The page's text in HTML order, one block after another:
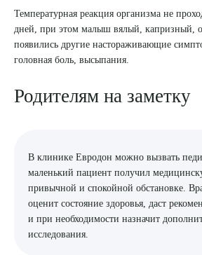
Температурная реакция организма не
дней, при этом малыш вялый, капризный,
появились другие настораживающие
головная боль, высыпания.
Родителям на заметку
В клинике Евродон можно вызвать
маленький пациент получил
привычной и спокойной обстановке.
оценит состояние здоровья, даст
и при необходимости назначит
исследования.
Выберите